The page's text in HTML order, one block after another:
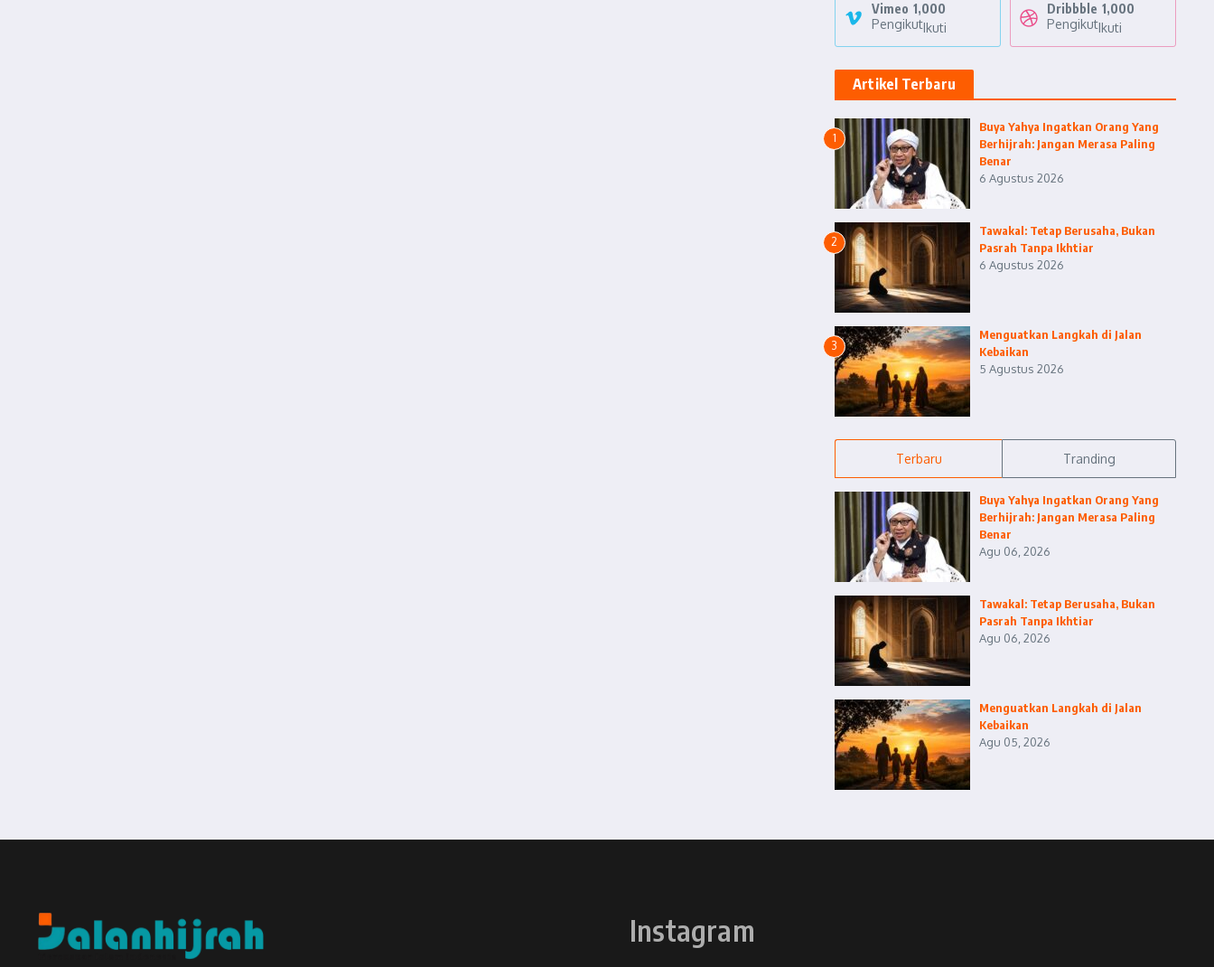
Vimeo 1,000
PengikutIkuti
Dribbble 1,000
PengikutIkuti
Artikel Terbaru
1
Buya Yahya Ingatkan Orang Yang
Berhijrah: Jangan Merasa Paling
Benar
6 Agustus 2026
2
Tawakal: Tetap Berusaha, Bukan
Pasrah Tanpa Ikhtiar
6 Agustus 2026
3
Menguatkan Langkah di Jalan
Kebaikan
5 Agustus 2026
Terbaru Tranding
Buya Yahya Ingatkan Orang Yang
Berhijrah: Jangan Merasa Paling
Benar
Agu 06, 2026
Tawakal: Tetap Berusaha, Bukan
Pasrah Tanpa Ikhtiar
Agu 06, 2026
Menguatkan Langkah di Jalan
Kebaikan
Agu 05, 2026
Instagram